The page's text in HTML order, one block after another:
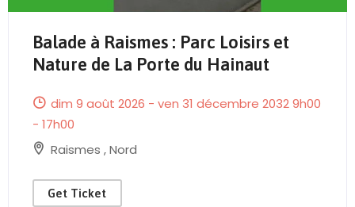
Send Mail
Balade à Raismes : Parc Loisirs et
Nature de La Porte du Hainaut
dim 9 août 2026 - ven 31 décembre 2032 9h00
- 17h00
Raismes ,Nord
Get Ticket